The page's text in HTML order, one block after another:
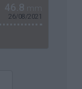
46.8 mm
26/08/2021